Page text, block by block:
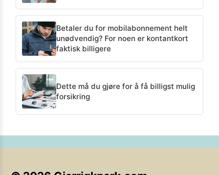
Betaler du for mobilabonnement helt
unødvendig? For noen er kontantkort
faktisk billigere
Dette må du gjøre for å få billigst mulig
forsikring